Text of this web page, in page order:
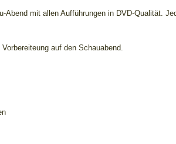
Abend mit allen Aufführungen in DVD-Qualität.
auf den Schauabend.